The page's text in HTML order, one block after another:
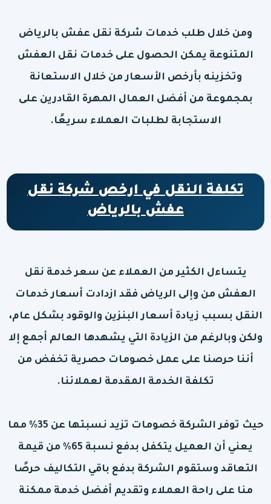
ومن خلال طلب خدمات شركة نقل عفش بالرياض
المتنوعة يمكن الحصول على خدمات نقل العفش
وتخزينه بأرخص الأسعار من خلال الاستعانة
بمجموعة من أفضل العمال المهرة القادرين على
الاستجابة لطلبات العملاء سريعًا.
تكلفة النقل في ارخص شركة نقل
عفش بالرياض
يتساءل الكثير من العملاء عن سعر خدمة نقل
العفش من وإلى الرياض فقد ازدادت أسعار خدمات
النقل بسبب زيادة أسعار البنزين والوقود بشكل عام،
ولكن وبالرغم من الزيادة التي يشهدها العالم أجمع إلا
أننا حرصنا على عمل خصومات حصرية تخفض من
تكلفة الخدمة المقدمة لعملائنا.
حيث توفر الشركة خصومات تزيد نسبتها عن 35% مما
يعني أن العميل يتكفل بدفع نسبة 65% من قيمة
التعاقد وستقوم الشركة بدفع باقي التكاليف حرصًا
منا على راحة العملاء وتقديم أفضل خدمة ممكنة